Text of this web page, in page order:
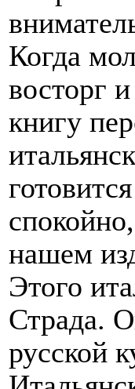
Когда
восторг
книгу
нашем
Этого
Страда.
русской